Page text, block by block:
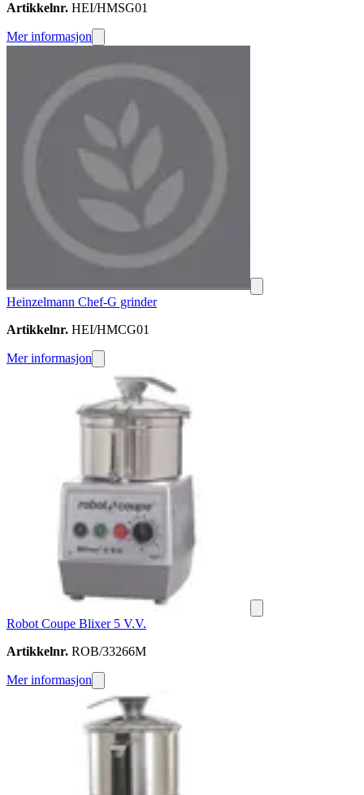
Artikkelnr. HEI/HMSG01
Mer informasjon
Heinzelmann Chef-G grinder
Artikkelnr. HEI/HMCG01
Mer informasjon
Robot Coupe Blixer 5 V.V.
Artikkelnr. ROB/33266M
Mer informasjon